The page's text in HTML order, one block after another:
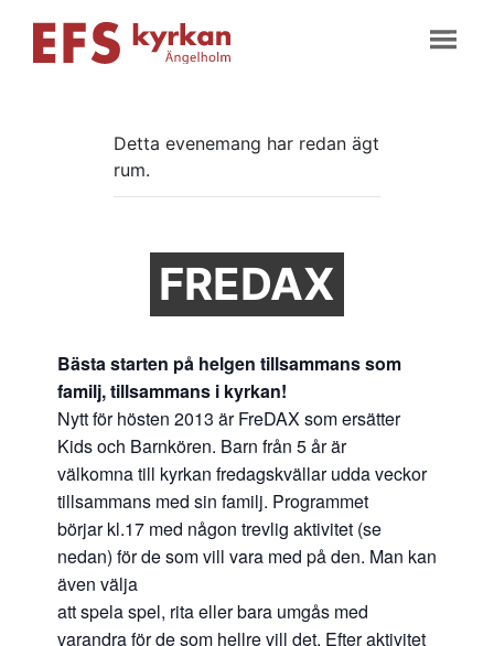
Detta evenemang har redan ägt
rum.
FREDAX
Bästa starten på helgen tillsammans som
familj, tillsammans i kyrkan!
Nytt för hösten 2013 är FreDAX som ersätter
Kids och Barnkören. Barn från 5 år är
välkomna till kyrkan fredagskvällar udda veckor
tillsammans med sin familj. Programmet
börjar kl.17 med någon trevlig aktivitet (se
nedan) för de som vill vara med på den. Man kan
även välja
att spela spel, rita eller bara umgås med
varandra för de som hellre vill det. Efter aktivitet